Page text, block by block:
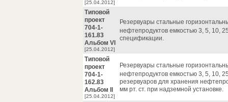
[25.04.2012]
Типовой
проект
704-1-
161.83
Альбом VI
[25.04.2012]
Резервуары стальные
нефтепродуктов емкостью 3, 5, 10,
спецификации.
Типовой
проект
704-1-
162.83
Альбом II
[25.04.2012]
Резервуары стальные
нефтепродуктов емкостью 3, 5, 10,
резервуаров для хранения
мм рт. ст. при надземной установке.